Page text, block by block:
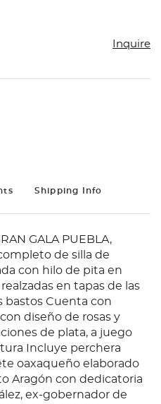
Inquire
Shipping Info
GALA PUEBLA,
de silla de
con hilo de pita en
en tapas de las
bastos Cuenta con
diseño de rosas y
de plata, a juego
Incluye perchera
oaxaqueño elaborado
Aragón con dedicatoria
ex-gobernador de